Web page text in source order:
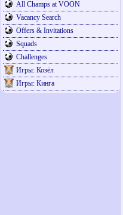
All Champs at VOON
Vacancy Search
Offers & Invitations
Squads
Challenges
Игры: Козёл
Игры: Кинга